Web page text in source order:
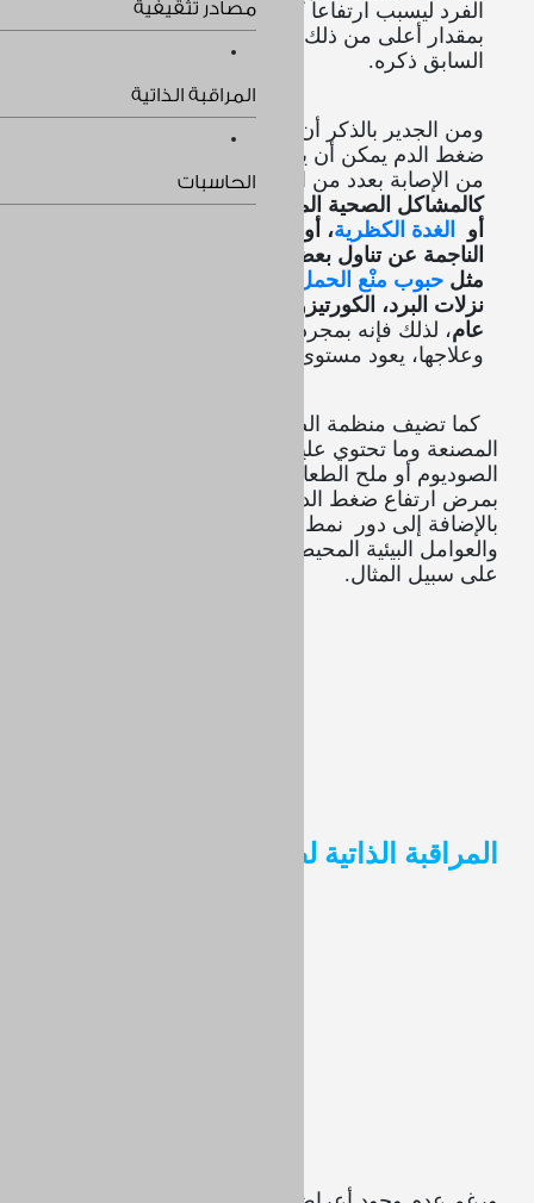
مصادر تثقيفية
المراقبة الذاتية
الحاسبات
الفرد ليسبب ارتفاعاً كبيراً في مستوى ضغط الدم،
بمقدار أعلى من ذلك المصاحب للنوع الأساسي
السابق ذكره.
ومن الجدير بالذكر أن
ضغط الدم يمكن أن يعزى لعدة أسباب، فهو قد ينتج
من الإصابة بعدد من الحالات المرضية الأخرى،
كالمشاكل الصحية المزمنة في الكلى، الغدة الدرقية
أو
الغدة الكظرية، أو قد ينتج
الناجمة عن تناول بعض أنواع الأدوية بشكل مزمن
مثل حبوب منْع الحمل
نزلات البرد، الكورتيزون أو مسكنات الألم بشكل
عام، لذلك فإنه بمجرد تشخيص الحالة والمسبب
وعلاجها، يعود مستوى ضغط الدم لمعدله الطبيعي.
كما تضيف منظمة الصحة العالمية دور الأغذية
المصنعة وما تحتوي عليه من نسبة عالية من عنصر
الصوديوم أو ملح الطعام، في زيادة خطر الإصابة
بمرض ارتفاع ضغط الدم وغيرها من أمراض القلب،
بالإضافة إلى دور نمط الحياة المتبع في حياة الفرد
والعوامل البيئية المحيطة به، كمسببات القلق والتوتر
على سبيل المثال.
المراقبة الذاتية لضغط الدم